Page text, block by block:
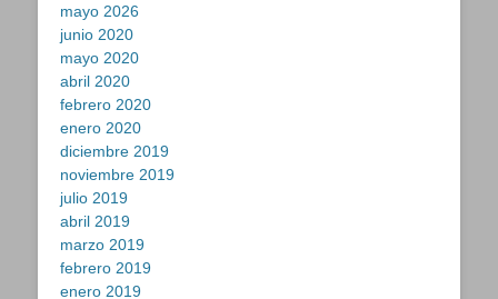
mayo 2026
junio 2020
mayo 2020
abril 2020
febrero 2020
enero 2020
diciembre 2019
noviembre 2019
julio 2019
abril 2019
marzo 2019
febrero 2019
enero 2019